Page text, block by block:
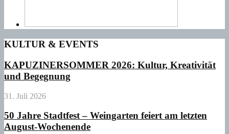
KULTUR & EVENTS
KAPUZINERSOMMER 2026: Kultur, Kreativität
und Begegnung
31. Juli 2026
50 Jahre Stadtfest – Weingarten feiert am letzten
August-Wochenende